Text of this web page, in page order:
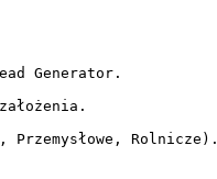
Generator.
Rolnicze).